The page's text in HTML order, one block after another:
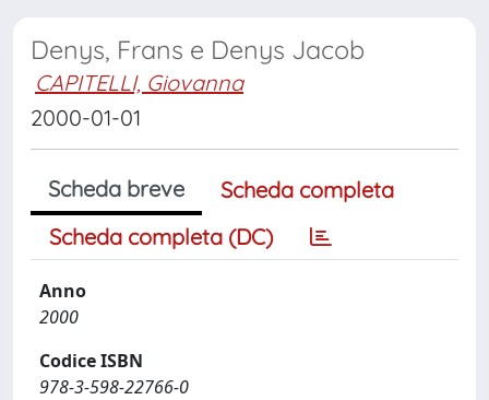
Denys, Frans e Denys Jacob
CAPITELLI, Giovanna
2000-01-01
Scheda breve
Scheda completa
Scheda completa (DC)
Anno
2000
Codice ISBN
978-3-598-22766-0